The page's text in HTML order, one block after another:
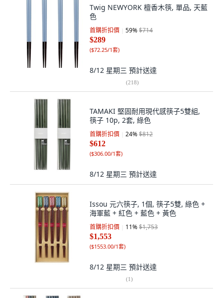
Twig NEWYORK 檀香木筷, 單品, 天藍
色
首購折扣價 59%$714
$289
($72.25/1套)
8/12 星期三 預計送達
(218)
TAMAKI 堅固耐用現代感筷子5雙組,
筷子 10p, 2套, 綠色
首購折扣價 24%$812
$612
($306.00/1套)
8/12 星期三 預計送達
Issou 元六筷子, 1個, 筷子5雙, 綠色 +
海軍藍 + 紅色 + 藍色 + 黃色
首購折扣價 11%$1,753
$1,553
($1553.00/1套)
8/12 星期三 預計送達
(1)